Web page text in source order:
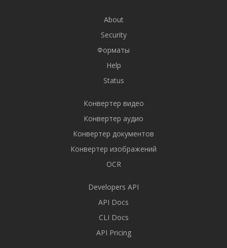
About
Security
Форматы
Help
Status
Конвертер видео
Конвертер аудио
Конвертер документов
Конвертер изображений
OCR
Developers API
API Docs
CLI Docs
API Pricing